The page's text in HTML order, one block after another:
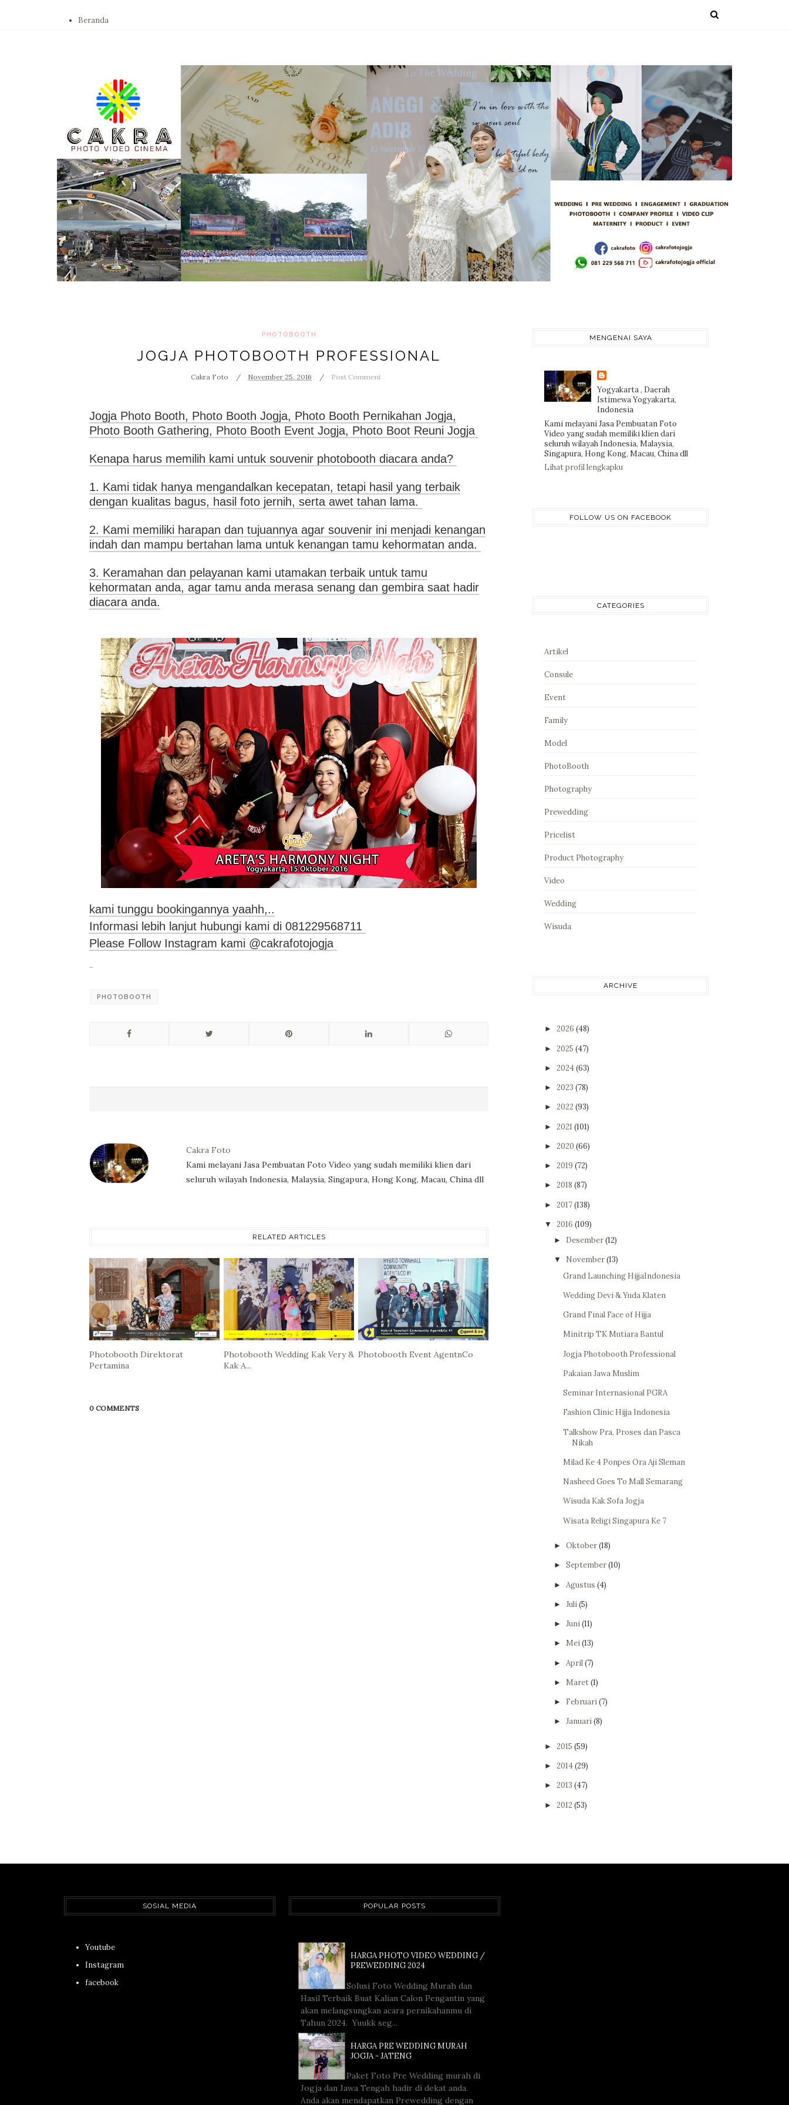
Beranda
PHOTOBOOTH
JOGJA PHOTOBOOTH PROFESSIONAL
Cakra Foto November 25, 2016 Post Comment
Jogja Photo Booth, Photo Booth Jogja, Photo Booth Pernikahan Jogja,
Photo Booth Gathering, Photo Booth Event Jogja, Photo Boot Reuni Jogja
Kenapa harus memilih kami untuk souvenir photobooth diacara anda?
1. Kami tidak hanya mengandalkan kecepatan, tetapi hasil yang terbaik
dengan kualitas bagus, hasil foto jernih, serta awet tahan lama.
2. Kami memiliki harapan dan tujuannya agar souvenir ini menjadi kenangan
indah dan mampu bertahan lama untuk kenangan tamu kehormatan anda.
3. Keramahan dan pelayanan kami utamakan terbaik untuk tamu
kehormatan anda, agar tamu anda merasa senang dan gembira saat hadir
diacara anda.
kami tunggu bookingannya yaahh,..
Informasi lebih lanjut hubungi kami di 081229568711
Please Follow Instagram kami @cakrafotojogja
PHOTOBOOTH
Cakra Foto
Kami melayani Jasa Pembuatan Foto Video yang sudah memiliki klien dari
seluruh wilayah Indonesia, Malaysia, Singapura, Hong Kong, Macau, China dll
RELATED ARTICLES
Photobooth Direktorat
Pertamina
Photobooth Wedding Kak Very &
Kak A...
Photobooth Event AgentnCo
0 COMMENTS
MENGENAI SAYA
Yogyakarta , Daerah
Istimewa Yogyakarta,
Indonesia
Kami melayani Jasa Pembuatan Foto
Video yang sudah memiliki klien dari
seluruh wilayah Indonesia, Malaysia,
Singapura, Hong Kong, Macau, China dll
Lihat profil lengkapku
FOLLOW US ON FACEBOOK
CATEGORIES
Artikel
Consule
Event
Family
Model
PhotoBooth
Photography
Prewedding
Pricelist
Product Photography
Video
Wedding
Wisuda
ARCHIVE
► 2026 (48)
► 2025 (47)
► 2024(63)
► 2023 (78)
► 2022 (93)
► 2021 (101)
► 2020 (66)
► 2019 (72)
► 2018 (87)
► 2017(138)
▼ 2016 (109)
► Desember(12)
▼ November(13)
Grand Launching HijjaIndonesia
Wedding Devi & Yuda Klaten
Grand Final Face of Hijja
Minitrip TK Mutiara Bantul
Jogja Photobooth Professional
Pakaian Jawa Muslim
Seminar Internasional PGRA
Fashion Clinic Hijja Indonesia
Talkshow Pra, Proses dan Pasca
Nikah
Milad Ke 4 Ponpes Ora Aji Sleman
Nasheed Goes To Mall Semarang
Wisuda Kak Sofa Jogja
Wisata Religi Singapura Ke 7
► Oktober(18)
► September(10)
► Agustus (4)
► Juli(5)
► Juni(11)
► Mei(13)
► April(7)
► Maret(1)
► Februari(7)
► Januari(8)
► 2015 (59)
► 2014(29)
► 2013 (47)
► 2012 (53)
SOSIAL MEDIA
Youtube
Instagram
facebook
POPULAR POSTS
HARGA PHOTO VIDEO WEDDING /
PREWEDDING 2024
Solusi Foto Wedding Murah dan
Hasil Terbaik Buat Kalian Calon Pengantin yang
akan melangsungkan acara pernikahanmu di
Tahun 2024. Yuukk seg...
HARGA PRE WEDDING MURAH
JOGJA - JATENG
Paket Foto Pre Wedding murah di
Jogja dan Jawa Tengah hadir di dekat anda.
Anda akan mendapatkan Prewedding dengan